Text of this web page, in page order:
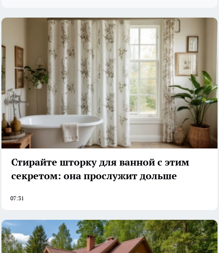
Стирайте шторку для ванной с этим
секретом: она прослужит дольше
07:31